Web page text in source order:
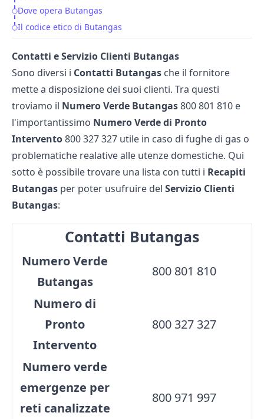
Dove opera Butangas
Il codice etico di Butangas
Contatti e Servizio Clienti Butangas
Sono diversi i Contatti Butangas che il fornitore
mette a disposizione dei suoi clienti. Tra questi
troviamo il Numero Verde Butangas800 801 810 e
l'importantissimo Numero Verde di Pronto
Intervento800 327 327 utile in caso di fughe di gas o
problematiche realative alle utenze domestiche. Qui
sotto è possibile trovare una lista con tutti i Recapiti
Butangas per poter usufruire del Servizio Clienti
Butangas:
Contatti Butangas
Numero Verde
Butangas
800 801 810
Numero di
Pronto
Intervento
800 327 327
Numero verde
emergenze per
reti canalizzate
800 971 997